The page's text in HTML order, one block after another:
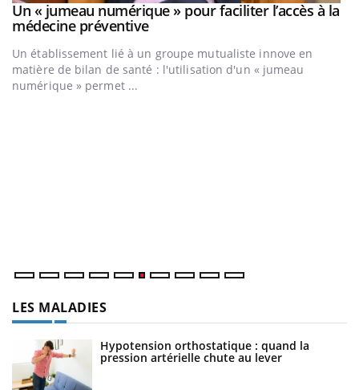
Youtube
Un « jumeau numérique » pour faciliter l’accès à la
médecine préventiveYoutube
Un établissement lié à un groupe mutualiste innove en
matière de bilan de santé : l'utilisation d'un « jumeau
numérique » permet ...
LES MALADIES
Hypotension orthostatique : quand la
pression artérielle chute au lever